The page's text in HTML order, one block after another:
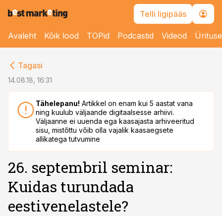
Telli ligipääs
Avaleht Kõik lood TOPid Podcastid Videod
Tagasi
14.08.18, 16:31
Tähelepanu! Artikkel on enam kui 5 aastat vana
ning kuulub väljaande digitaalsesse arhiivi.
Väljaanne ei uuenda ega kaasajasta arhiveeritud
sisu, mistõttu võib olla vajalik kaasaegsete
allikatega tutvumine
26. septembril seminar:
Kuidas turundada
eestivenelastele?